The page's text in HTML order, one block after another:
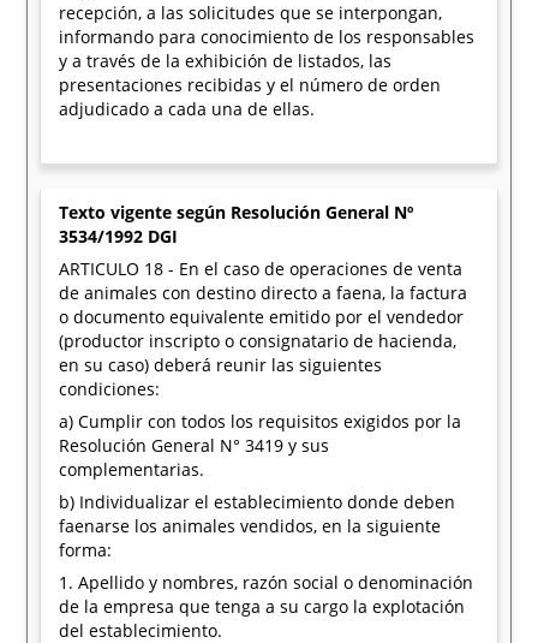
recepción, a las solicitudes que se interpongan,
informando para conocimiento de los responsables
y a través de la exhibición de listados, las
presentaciones recibidas y el número de orden
adjudicado a cada una de ellas.
Texto vigente según Resolución General Nº
3534/1992 DGI
ARTICULO 18 - En el caso de operaciones de venta
de animales con destino directo a faena, la factura
o documento equivalente emitido por el vendedor
(productor inscripto o consignatario de hacienda,
en su caso) deberá reunir las siguientes
condiciones:
a) Cumplir con todos los requisitos exigidos por la
Resolución General N° 3419 y sus
complementarias.
b) Individualizar el establecimiento donde deben
faenarse los animales vendidos, en la siguiente
forma:
1. Apellido y nombres, razón social o denominación
de la empresa que tenga a su cargo la explotación
del establecimiento.